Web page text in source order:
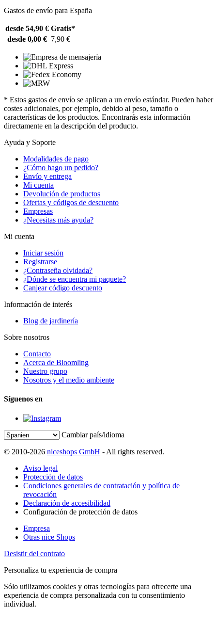
Gastos de envío para España
desde 54,90 € Gratis*
desde 0,00 € 7,90 €
* Estos gastos de envío se aplican a un envío estándar. Pueden haber
costes adicionales, por ejemplo, debido al peso, tamaño o
características de los productos. Encontrarás esta información
directamente en la descripción del producto.
Ayuda y Soporte
Modalidades de pago
¿Cómo hago un pedido?
Envío y entrega
Mi cuenta
Devolución de productos
Ofertas y códigos de descuento
Empresas
¿Necesitas más ayuda?
Mi cuenta
Iniciar sesión
Registrarse
¿Contraseña olvidada?
¿Dónde se encuentra mi paquete?
Canjear código descuento
Información de interés
Blog de jardinería
Sobre nosotros
Contacto
Acerca de Bloomling
Nuestro grupo
Nosotros y el medio ambiente
Síguenos en
Cambiar país/idioma
© 2010-2026 niceshops GmbH - All rights reserved.
Aviso legal
Protección de datos
Condiciones generales de contratación y política de
revocación
Declaración de accesibilidad
Configuración de protección de datos
Empresa
Otras nice Shops
Desistir del contrato
Personaliza tu experiencia de compra
Sólo utilizamos cookies y otras tecnologías para ofrecerte una
experiencia de compra personalizada con tu consentimiento
individual.